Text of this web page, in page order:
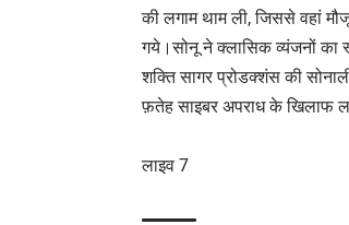
की लगाम थाम ली, जिससे वहां
गये।सोनू ने क्लासिक व्यंजनों का
शक्ति सागर प्रोडक्शंस की
फ़तेह साइबर अपराध के खिलाफ
लाइव 7